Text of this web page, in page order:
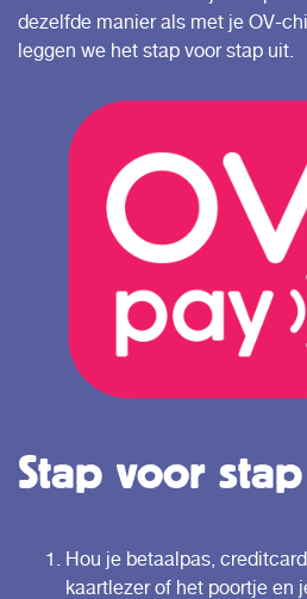
dezelfde manier als met je OV-
leggen we het stap voor stap uit.
Stap voor stap
Hou je betaalpas,
kaartlezer of het poortje en